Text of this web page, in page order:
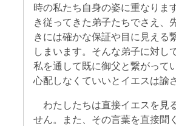
時の私たち自身の姿に重なりま
き従ってきた弟子たちでさえ、
きには確かな保証や目に見える
しまいます。そんな弟子に対し
私を通して既に御父と繋がって
心配しなくていいとイエスは諭
わたしたちは直接イエスを見
せん。また、その言葉を直接聞